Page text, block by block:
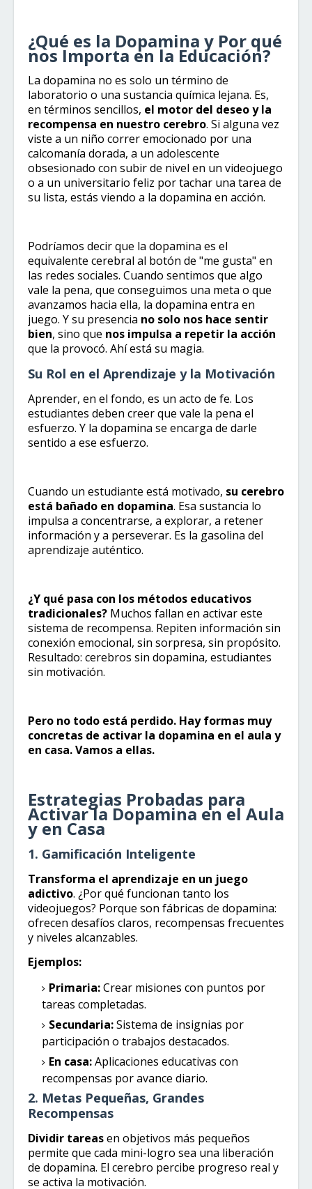
¿Qué es la Dopamina y Por qué
nos Importa en la Educación?
La dopamina no es solo un término de
laboratorio o una sustancia química lejana. Es,
en términos sencillos, el motor del deseo y la
recompensa en nuestro cerebro. Si alguna vez
viste a un niño correr emocionado por una
calcomanía dorada, a un adolescente
obsesionado con subir de nivel en un videojuego
o a un universitario feliz por tachar una tarea de
su lista, estás viendo a la dopamina en acción.
Podríamos decir que la dopamina es el
equivalente cerebral al botón de "me gusta" en
las redes sociales. Cuando sentimos que algo
vale la pena, que conseguimos una meta o que
avanzamos hacia ella, la dopamina entra en
juego. Y su presencia no solo nos hace sentir
bien, sino que nos impulsa a repetir la acción
que la provocó. Ahí está su magia.
Su Rol en el Aprendizaje y la Motivación
Aprender, en el fondo, es un acto de fe. Los
estudiantes deben creer que vale la pena el
esfuerzo. Y la dopamina se encarga de darle
sentido a ese esfuerzo.
Cuando un estudiante está motivado, su cerebro
está bañado en dopamina. Esa sustancia lo
impulsa a concentrarse, a explorar, a retener
información y a perseverar. Es la gasolina del
aprendizaje auténtico.
¿Y qué pasa con los métodos educativos
tradicionales? Muchos fallan en activar este
sistema de recompensa. Repiten información sin
conexión emocional, sin sorpresa, sin propósito.
Resultado: cerebros sin dopamina, estudiantes
sin motivación.
Pero no todo está perdido. Hay formas muy
concretas de activar la dopamina en el aula y
en casa. Vamos a ellas.
Estrategias Probadas para
Activar la Dopamina en el Aula
y en Casa
1. Gamificación Inteligente
Transforma el aprendizaje en un juego
adictivo. ¿Por qué funcionan tanto los
videojuegos? Porque son fábricas de dopamina:
ofrecen desafíos claros, recompensas frecuentes
y niveles alcanzables.
Ejemplos:
Primaria:Crear misiones con puntos por
tareas completadas.
Secundaria:Sistema de insignias por
participación o trabajos destacados.
En casa:Aplicaciones educativas con
recompensas por avance diario.
2. Metas Pequeñas, Grandes
Recompensas
Dividir tareasen objetivos más pequeños
permite que cada mini-logro sea una liberación
de dopamina. El cerebro percibe progreso real y
se activa la motivación.